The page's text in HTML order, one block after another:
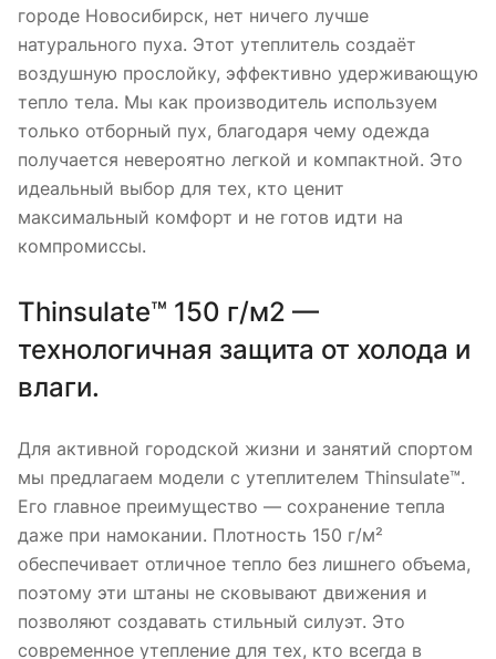
городе Новосибирск, нет ничего лучше
натурального пуха. Этот утеплитель создаёт
воздушную прослойку, эффективно удерживающую
тепло тела. Мы как производитель используем
только отборный пух, благодаря чему одежда
получается невероятно легкой и компактной. Это
идеальный выбор для тех, кто ценит
максимальный комфорт и не готов идти на
компромиссы.
Thinsulate™ 150 г/м2 —
технологичная защита от холода и
влаги.
Для активной городской жизни и занятий спортом
мы предлагаем модели с утеплителем Thinsulate™.
Его главное преимущество — сохранение тепла
даже при намокании. Плотность 150 г/м²
обеспечивает отличное тепло без лишнего объема,
поэтому эти штаны не сковывают движения и
позволяют создавать стильный силуэт. Это
современное утепление для тех, кто всегда в